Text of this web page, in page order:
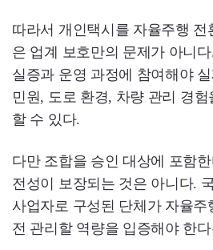
따라서 개인택시를 자율주행 전
은 업계 보호만의 문제가 아니
실증과 운영 과정에 참여해야
민원, 도로 환경, 차량 관리 경
할 수 있다.
다만 조합을 승인 대상에 포함
전성이 보장되는 것은 아니다.
사업자로 구성된 단체가 자율
전 관리할 역량을 입증해야 한